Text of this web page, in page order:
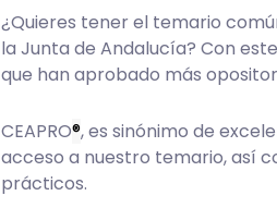
¿Quieres tener el temario
la Junta de Andalucía? Con
que han aprobado más
CEAPRO®, es sinónimo de
acceso a nuestro temario, así
prácticos.